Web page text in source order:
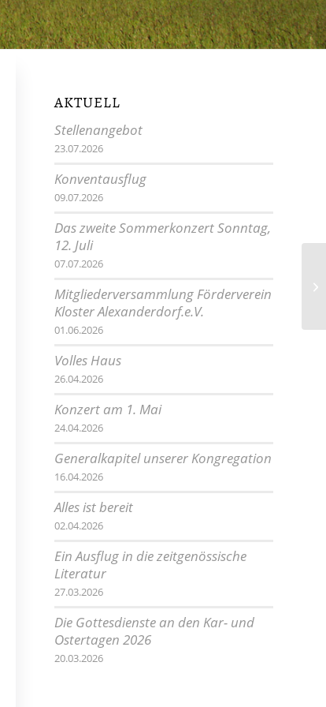
AKTUELL
Stellenangebot
23.07.2026
Konventausflug
09.07.2026
Das zweite Sommerkonzert Sonntag,
12. Juli
07.07.2026
Mitgliederversammlung Förderverein
Kloster Alexanderdorf.e.V.
01.06.2026
Volles Haus
26.04.2026
Konzert am 1. Mai
24.04.2026
Generalkapitel unserer Kongregation
16.04.2026
Alles ist bereit
02.04.2026
Ein Ausflug in die zeitgenössische
Literatur
27.03.2026
Die Gottesdienste an den Kar- und
Ostertagen 2026
20.03.2026